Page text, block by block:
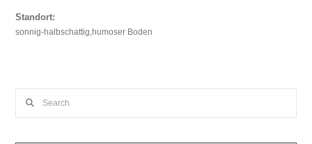
Standort:
sonnig-halbschattig,humoser Boden